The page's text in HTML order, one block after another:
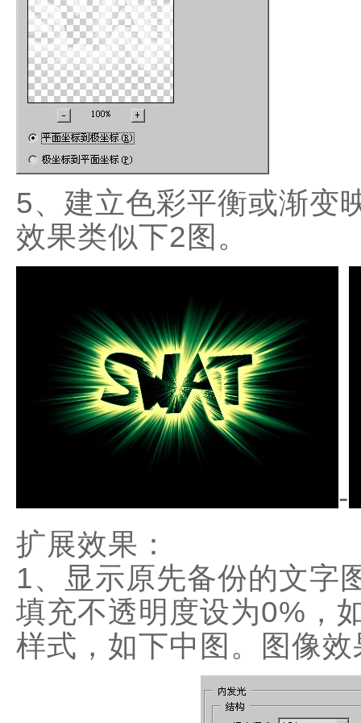
5、建立色彩平衡或渐变
效果类似下2图。
-
扩展效果：
1、显示原先备份的文字
填充不透明度设为0%，
样式，如下中图。图像